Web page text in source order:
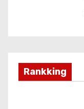
Rankking